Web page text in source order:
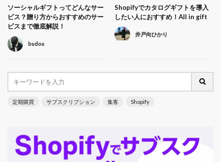
ソーシャルギフトってどんなサー
ビス？贈り方からおすすめのサー
ビスまで徹底解説！
budou
Shopifyでカタログギフトを導入
したい人におすすめ！All in gift
井戸向ひかり
定期購買 サブスクリプション 集客 Shopify